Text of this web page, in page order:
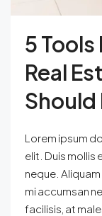
5 Tools
Real
Should
Lorem ipsum
elit. Duis mollis
neque.
mi accumsan
facilisis, at